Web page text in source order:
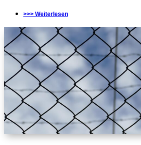
>>> Weiterlesen